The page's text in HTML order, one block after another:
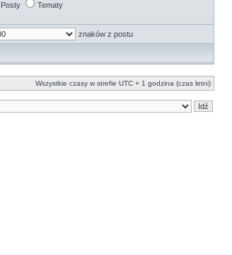
Posty Tematy
znaków z postu
Wszystkie czasy w strefie UTC + 1 godzina (czas letni)